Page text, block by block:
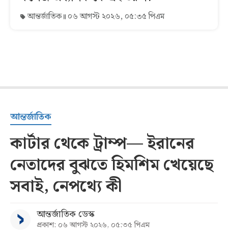
আন্তর্জাতিক ০৬ আগস্ট ২০২৬, ০৫:৩৫ পিএম
আন্তর্জাতিক
কার্টার থেকে ট্রাম্প— ইরানের
নেতাদের বুঝতে হিমশিম খেয়েছে
সবাই, নেপথ্যে কী
আন্তর্জাতিক ডেস্ক
প্রকাশ: ০৬ আগস্ট ২০২৬, ০৫:৩৫ পিএম